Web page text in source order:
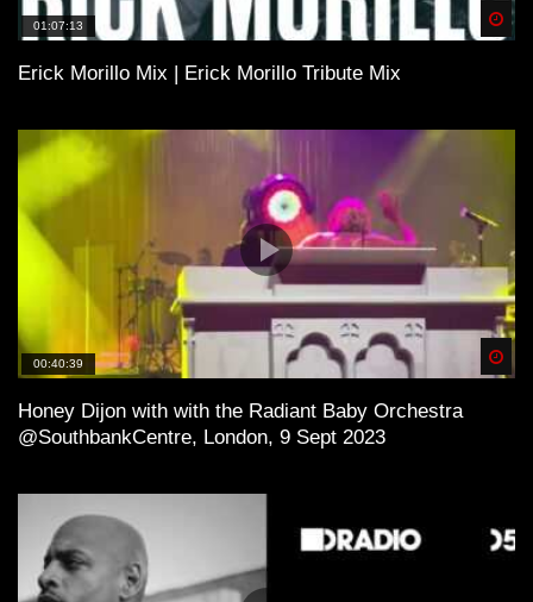
01:07:13
Erick Morillo Mix | Erick Morillo Tribute Mix
00:40:39
Honey Dijon with with the Radiant Baby Orchestra
@SouthbankCentre, London, 9 Sept 2023